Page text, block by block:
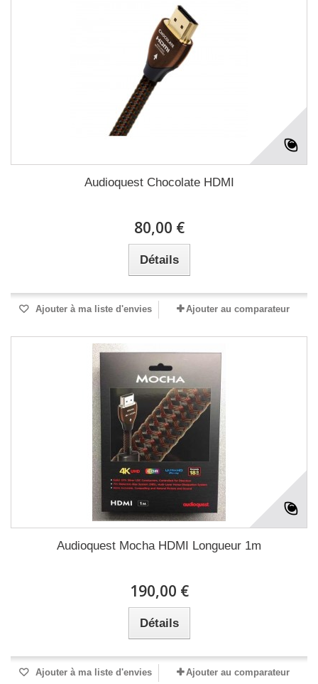
Audioquest Chocolate HDMI
80,00 €
Détails
Ajouter à ma liste d'envies Ajouter au comparateur
Audioquest Mocha HDMI Longueur 1m
190,00 €
Détails
Ajouter à ma liste d'envies Ajouter au comparateur